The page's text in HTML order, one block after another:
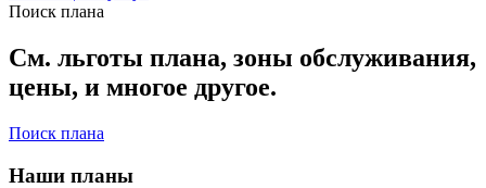
Поиск плана
См. льготы плана, зоны обслуживания,
цены, и многое другое.
Поиск плана
Наши планы